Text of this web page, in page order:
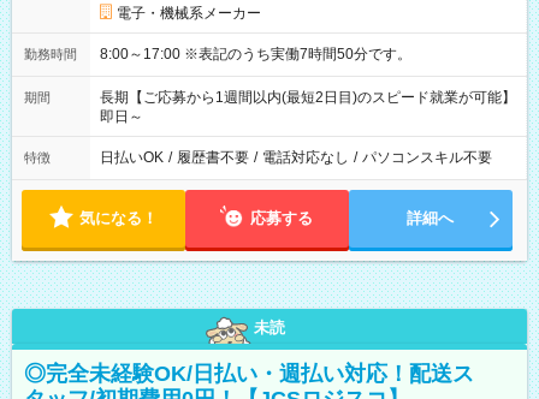
電子・機械系メーカー
勤務時間 8:00～17:00 ※表記のうち実働7時間50分です。
期間
長期【ご応募から1週間以内(最短2日目)のスピード就業が可能】
即日～
特徴 日払いOK / 履歴書不要 / 電話対応なし / パソコンスキル不要
気になる！ 応募する 詳細へ
未読
◎完全未経験OK/日払い・週払い対応！配送ス